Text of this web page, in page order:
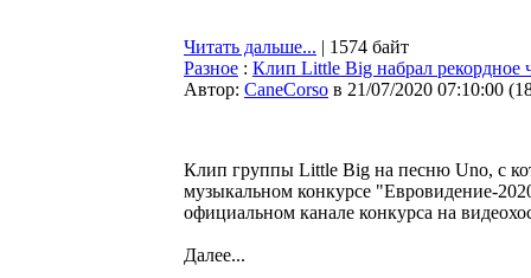
Читать дальше... | 1574 байт
Разное : Клип Little Big набрал рекордное
Автор: CaneCorso в 21/07/2020 07:10:00 (
Клип группы Little Big на песню Uno, с
музыкальном конкурсе "Евровидение-
официальном канале конкурса на
Далее...